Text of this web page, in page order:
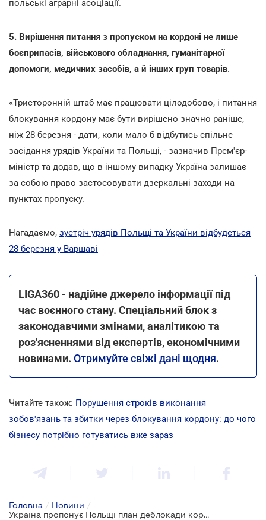
польські аграрні асоціації.
5. Вирішення питання з пропуском на кордоні не лише
боєприпасів, військового обладнання, гуманітарної
допомоги, медичних засобів, а й інших груп товарів.
«Тристоронній штаб має працювати цілодобово, і питання
блокування кордону має бути вирішено значно раніше,
ніж 28 березня - дати, коли мало б відбутись спільне
засідання урядів України та Польщі, - зазначив Прем'єр-
міністр та додав, що в іншому випадку Україна залишає
за собою право застосовувати дзеркальні заходи на
пунктах пропуску.
Нагадаємо, зустріч урядів Польщі та України відбудеться
28 березня у Варшаві
LIGA360 - надійне джерело інформації під
час воєнного стану. Спеціальний блок з
законодавчими змінами, аналітикою та
роз'ясненнями від експертів, економічними
новинами. Отримуйте свіжі дані щодня.
Читайте також: Порушення строків виконання
зобов'язань та збитки через блокування кордону: до чого
бізнесу потрібно готуватись вже зараз
Головна / Новини /
Україна пропонує Польщі план деблокади кордону